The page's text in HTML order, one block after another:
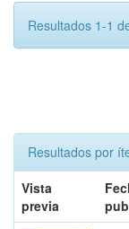
Resultados 1-1
Resultados por
Vista
previa